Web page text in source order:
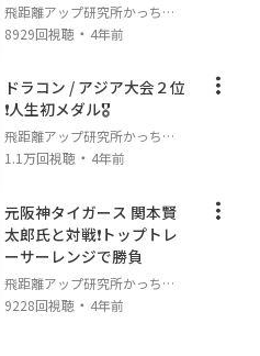
飛距離アップ研究所かっちゃ
んねる
8929回視聴 ・ 4年前
ドラコン / アジア大会２位
❗️人生初メダル🎖
飛距離アップ研究所かっちゃ
んねる
1.1万回視聴 ・ 4年前
元阪神タイガース 関本賢
太郎氏と対戦❗️トップトレ
ーサーレンジで勝負
飛距離アップ研究所かっちゃ
んねる
9228回視聴 ・ 4年前